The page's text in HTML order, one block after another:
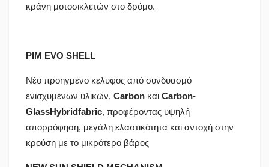
κράνη μοτοσικλετών στο δρόμο.
PIM EVO SHELL
Νέο προηγμένο κέλυφος από συνδυασμό
ενισχυμένων υλικών, Carbon και Carbon-
GlassHybridfabric, προφέροντας υψηλή
απορρόφηση, μεγάλη ελαστικότητα και αντοχή στην
κρούση με το μικρότερο βάρος